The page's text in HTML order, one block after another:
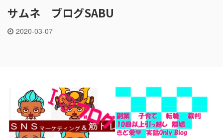
サムネ ブログSABU
2020-03-07